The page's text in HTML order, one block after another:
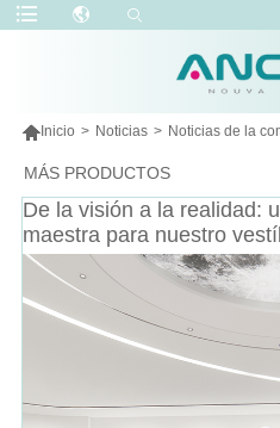
Inicio > Noticias > Noticias de la
MÁS PRODUCTOS
De la visión a la realidad:
maestra para nuestro